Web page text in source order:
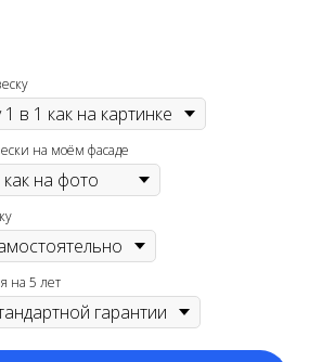
на моём фасаде
на 5 лет